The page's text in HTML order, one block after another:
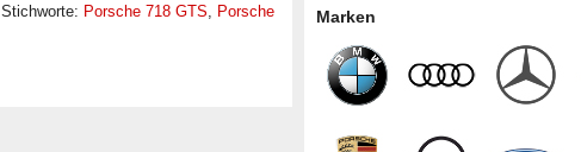
Stichworte: Porsche 718 GTS, Porsche
Marken